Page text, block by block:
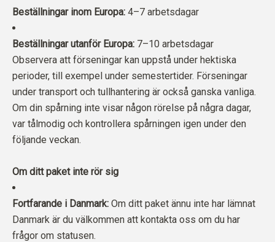
Beställningar inom Europa: 4–7 arbetsdagar
Beställningar utanför Europa: 7–10 arbetsdagar
Observera att förseningar kan uppstå under hektiska
perioder, till exempel under semestertider. Förseningar
under transport och tullhantering är också ganska vanliga.
Om din spårning inte visar någon rörelse på några dagar,
var tålmodig och kontrollera spårningen igen under den
följande veckan.
Om ditt paket inte rör sig
Fortfarande i Danmark: Om ditt paket ännu inte har lämnat
Danmark är du välkommen att kontakta oss om du har
frågor om statusen.